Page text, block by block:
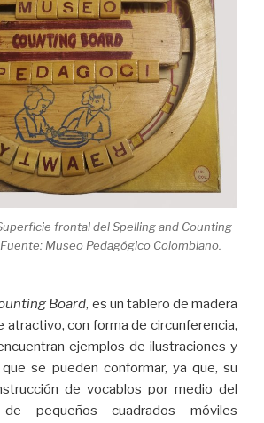
frontal del Spelling and Counting
Museo Pedagógico Colombiano.
Board, es un tablero de madera
con forma de circunferencia,
ejemplos de ilustraciones y
se pueden conformar, ya que, su
de vocablos por medio del
de pequeños cuadrados móviles